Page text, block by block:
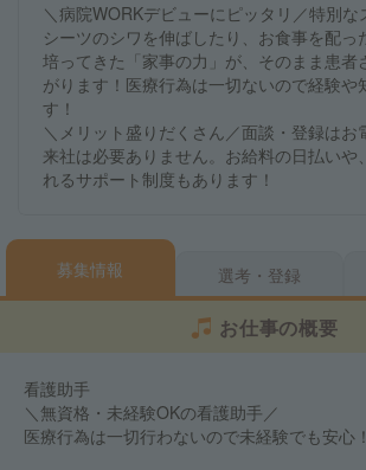
＼病院WORKデビューにピッタリ／特別な
シーツのシワを伸ばしたり、お食事を配っ
培ってきた「家事の力」が、そのまま患者
がります！医療行為は一切ないので経験や
す！
＼メリット盛りだくさん／面談・登録はお
来社は必要ありません。お給料の日払いや
れるサポート制度もあります！
募集情報 選考・登録
お仕事の概要
看護助手
＼無資格・未経験OKの看護助手／
医療行為は一切行わないので未経験でも安心！